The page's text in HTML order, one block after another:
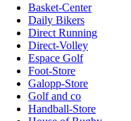
Basket-Center
Daily Bikers
Direct Running
Direct-Volley
Espace Golf
Foot-Store
Galopp-Store
Golf and co
Handball-Store